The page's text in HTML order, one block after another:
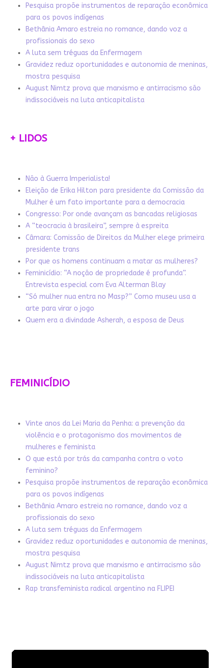
Pesquisa propõe instrumentos de reparação econômica
para os povos indígenas
Bethânia Amaro estreia no romance, dando voz a
profissionais do sexo
A luta sem tréguas da Enfermagem
Gravidez reduz oportunidades e autonomia de meninas,
mostra pesquisa
August Nimtz prova que marxismo e antirracismo são
indissociáveis na luta anticapitalista
+ LIDOS
Não à Guerra Imperialista!
Eleição de Erika Hilton para presidente da Comissão da
Mulher é um fato importante para a democracia
Congresso: Por onde avançam as bancadas religiosas
A “teocracia à brasileira”, sempre à espreita
Câmara: Comissão de Direitos da Mulher elege primeira
presidente trans
Por que os homens continuam a matar as mulheres?
Feminicídio: “A noção de propriedade é profunda”.
Entrevista especial com Eva Alterman Blay
“Só mulher nua entra no Masp?” Como museu usa a
arte para virar o jogo
Quem era a divindade Asherah, a esposa de Deus
FEMINICÍDIO
Vinte anos da Lei Maria da Penha: a prevenção da
violência e o protagonismo dos movimentos de
mulheres e feminista
O que está por trás da campanha contra o voto
feminino?
Pesquisa propõe instrumentos de reparação econômica
para os povos indígenas
Bethânia Amaro estreia no romance, dando voz a
profissionais do sexo
A luta sem tréguas da Enfermagem
Gravidez reduz oportunidades e autonomia de meninas,
mostra pesquisa
August Nimtz prova que marxismo e antirracismo são
indissociáveis na luta anticapitalista
Rap transfeminista radical argentino na FLIPEI